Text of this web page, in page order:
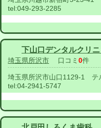
tel:049-293-2285
下山口デンタルクリ
埼玉県所沢市 口コミ 0件
埼玉県所沢市山口1129-1 テ
tel:04-2941-5747